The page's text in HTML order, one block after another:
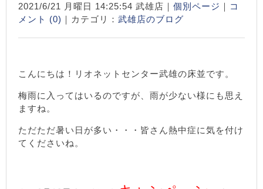
2021/6/21 月曜日 14:25:54 武雄店｜ 個別ページ ｜ コ
メント (0) ｜カテゴリ： 武雄店のブログ
こんにちは！リオネットセンター武雄の床並です。
梅雨に入ってはいるのですが、雨が少ない様にも思え
ますね。
ただただ暑い日が多い・・・皆さん熱中症に気を付け
てくださいね。